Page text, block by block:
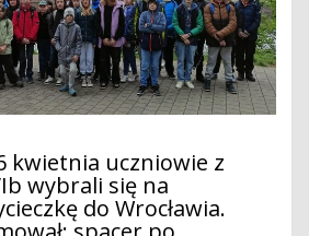
kwietnia uczniowie z
wybrali się na
do Wrocławia.